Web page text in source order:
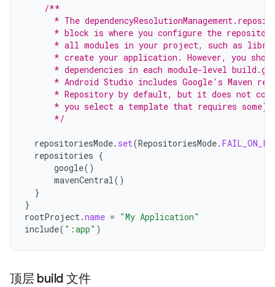
/**
* The
* block is where you configure the
* all modules in your project, such as
* create your application. However, you
* dependencies in each module-level
* Android Studio includes Google's Maven
* Repository by default, but it does not
      * you select a template that requires some).
      */
repositoriesMode. set(RepositoriesMode.
repositories {
google()
mavenCentral()
}
}
rootProject.name = "My Application"
include( ":app" )
顶层 build 文件